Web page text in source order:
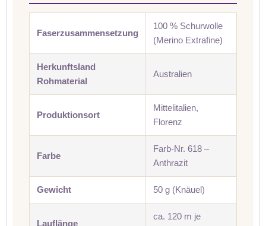
Faserzusammensetzung
100 % Schurwolle
(Merino Extrafine)
Herkunftsland
Rohmaterial
Australien
Produktionsort
Mittelitalien,
Florenz
Farbe
Farb-Nr. 618 –
Anthrazit
Gewicht 50 g (Knäuel)
Lauflänge
ca. 120 m je